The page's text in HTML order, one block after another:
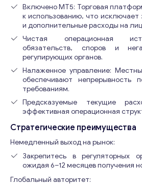
Включено MT5: Торговая
к использованию, что исключает
и дополнительные расходы на
Чистая операционная
обязательств, споров и
регулирующих органов.
Налаженное управление:
обеспечивают непрерывность
требованиям.
Предсказуемые текущие
эффективная операционная
Стратегические преимущества
Немедленный выход на рынок:
Закрепитесь в регуляторных
ожидая 6–12 месяцев получения
Глобальный авторитет: